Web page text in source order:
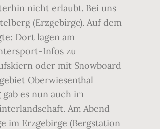
nicht erlaubt. Bei uns
(Erzgebirge). Auf dem
Dort lagen am
Infos zu
oder mit Snowboard
Oberwiesenthal
es nun auch im
Am Abend
im Erzgebirge (Bergstation